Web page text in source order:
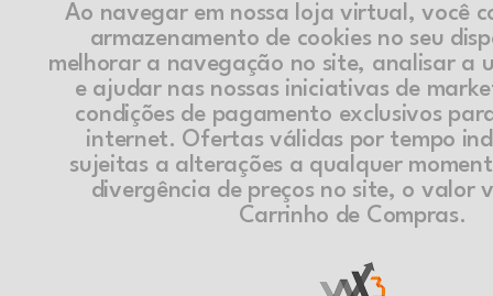
Ao navegar em nossa loja virtual, você
armazenamento de cookies no seu
melhorar a navegação no site, analisar a
e ajudar nas nossas iniciativas de
condições de pagamento exclusivos
internet. Ofertas válidas por tempo
sujeitas a alterações a qualquer
divergência de preços no site, o valor
Carrinho de Compras.